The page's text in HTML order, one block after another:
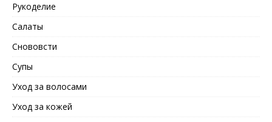
Рукоделие
Салаты
Снововсти
Супы
Уход за волосами
Уход за кожей